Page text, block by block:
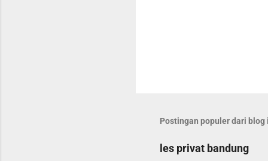
Postingan populer dari blog
les privat bandung